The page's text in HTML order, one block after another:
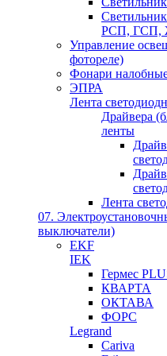
РСП, ГСП,
Управление
фотореле)
Фонари
ЭПРА
Лента
Драйвера
ленты
Лента
07.
выключатели)
EKF
IEK
Гермес
КВАРТА
ОКТАВА
ФОРС
Legrand
Cariva